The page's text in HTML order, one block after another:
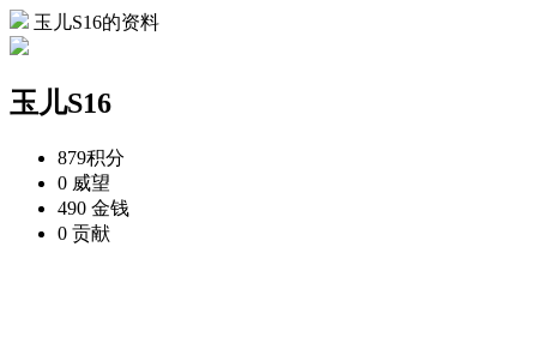
玉儿S16的资料
玉儿S16
879积分
0 威望
490 金钱
0 贡献